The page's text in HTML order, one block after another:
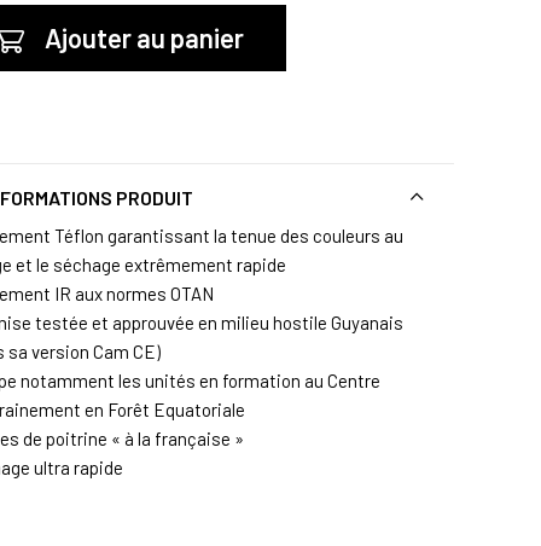
Ajouter au panier
PRODUIT
Téflon garantissant la tenue des couleurs au
et le séchage extrêmement rapide
IR aux normes OTAN
testée et approuvée en milieu hostile Guyanais
sa version Cam CE)
notamment les unités en formation au Centre
en Forêt Equatoriale
de poitrine « à la française »
ultra rapide